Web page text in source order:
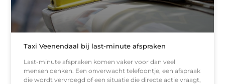
Taxi Veenendaal bij last-minute afspraken
Last-minute afspraken komen vaker voor dan veel
mensen denken. Een onverwacht telefoontje, een afspraak
die wordt vervroegd of een situatie die directe actie vraagt,